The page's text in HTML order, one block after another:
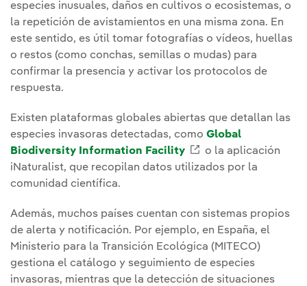
especies inusuales, daños en cultivos o ecosistemas, o
la repetición de avistamientos en una misma zona. En
este sentido, es útil tomar fotografías o vídeos, huellas
o restos (como conchas, semillas o mudas) para
confirmar la presencia y activar los protocolos de
respuesta.
Existen plataformas globales abiertas que detallan las
especies invasoras detectadas, como Global
Biodiversity Information Facility
Enlace externo, se
o la aplicación
iNaturalist, que recopilan datos utilizados por la
comunidad científica.
Además, muchos países cuentan con sistemas propios
de alerta y notificación. Por ejemplo, en España, el
Ministerio para la Transición Ecológica (MITECO)
gestiona el catálogo y seguimiento de especies
invasoras, mientras que la detección de situaciones